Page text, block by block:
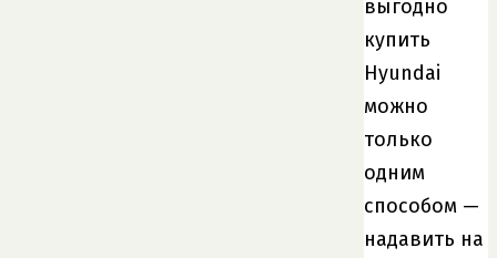
выгодно
купить
Hyundai
можно
только
одним
способом —
надавить на